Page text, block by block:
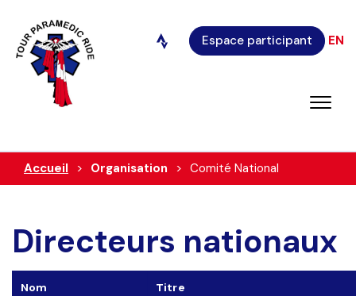
Espace participant EN
Accueil Organisation Comité National
Directeurs nationaux
Nom
Titre